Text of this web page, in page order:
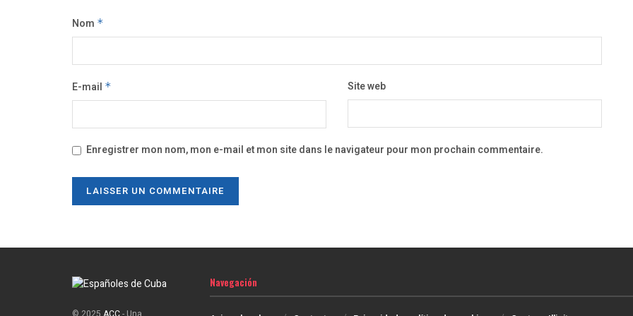
Nom *
E-mail * Site web
Enregistrer mon nom, mon e-mail et mon site dans le navigateur pour mon prochain commentaire.
Navegación